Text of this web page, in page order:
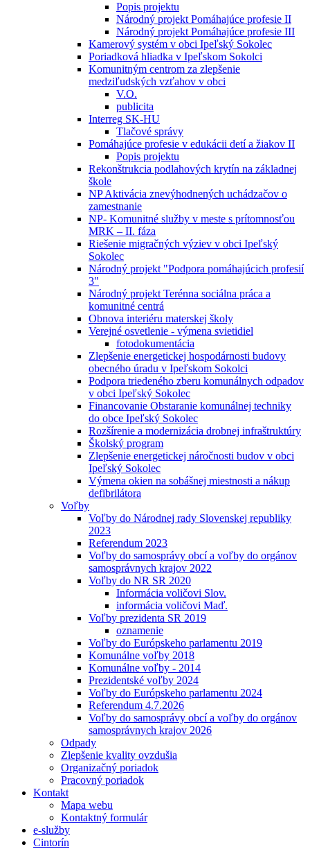
Popis projektu
Národný projekt Pomáhajúce profesie II
Národný projekt Pomáhajúce profesie III
Kamerový systém v obci Ipeľský Sokolec
Poriadková hliadka v Ipeľskom Sokolci
Komunitným centrom za zlepšenie
medziľudských vzťahov v obci
V.O.
publicita
Interreg SK-HU
Tlačové správy
Pomáhajúce profesie v edukácii detí a žiakov II
Popis projektu
Rekonštrukcia podlahových krytín na základnej
škole
NP Aktivácia znevýhodnených uchádzačov o
zamestnanie
NP- Komunitné služby v meste s prítomnosťou
MRK – II. fáza
Riešenie migračných výziev v obci Ipeľský
Sokolec
Národný projekt "Podpora pomáhajúcich profesií
3"
Národný projekt Terénna sociálna práca a
komunitné centrá
Obnova interiéru materskej školy
Verejné osvetlenie - výmena svietidiel
fotodokumentácia
Zlepšenie energetickej hospodárnosti budovy
obecného úradu v Ipeľskom Sokolci
Podpora triedeného zberu komunálnych odpadov
v obci Ipeľský Sokolec
Financovanie Obstaranie komunálnej techniky
do obce Ipeľský Sokolec
Rozšírenie a modernizácia drobnej infraštruktúry
Školský program
Zlepšenie energetickej náročnosti budov v obci
Ipeľský Sokolec
Výmena okien na sobášnej miestnosti a nákup
defibrilátora
Voľby
Voľby do Národnej rady Slovenskej republiky
2023
Referendum 2023
Voľby do samosprávy obcí a voľby do orgánov
samosprávnych krajov 2022
Voľby do NR SR 2020
Informácia voličovi Slov.
informácia voličovi Maď.
Voľby prezidenta SR 2019
oznamenie
Voľby do Európskeho parlamentu 2019
Komunálne voľby 2018
Komunálne voľby - 2014
Prezidentské voľby 2024
Voľby do Európskeho parlamentu 2024
Referendum 4.7.2026
Voľby do samosprávy obcí a voľby do orgánov
samosprávnych krajov 2026
Odpady
Zlepšenie kvality ovzdušia
Organizačný poriadok
Pracovný poriadok
Kontakt
Mapa webu
Kontaktný formulár
e-služby
Cintorín